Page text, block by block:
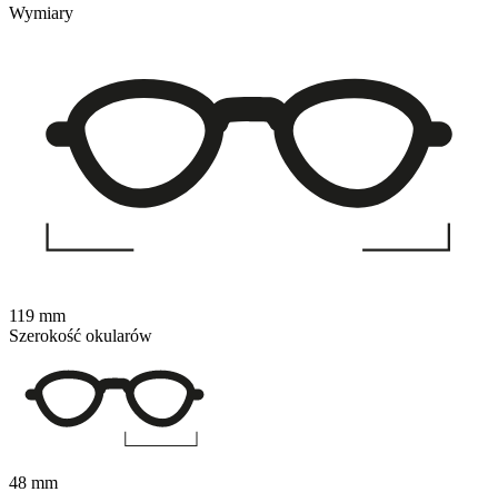
Wymiary
119 mm
Szerokość okularów
48 mm